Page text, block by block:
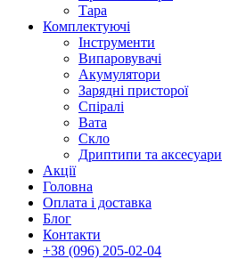
Тара
Комплектуючі
Інструменти
Випаровувачі
Акумулятори
Зарядні присторої
Спіралі
Вата
Скло
Дриптипи та аксесуари
Акції
Головна
Оплата і доставка
Блог
Контакти
+38 (096) 205-02-04